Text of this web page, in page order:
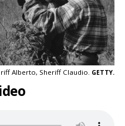
Alberto, Sheriff Claudio. GETTY.